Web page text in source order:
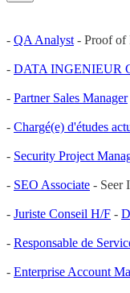
- QA Analyst - Proof of
- DATA INGENIEUR
- Partner Sales Manager
- Chargé(e) d'études
- Security Project
- SEO Associate - Seer
- Juriste Conseil H/F -
- Responsable de
- Enterprise Account